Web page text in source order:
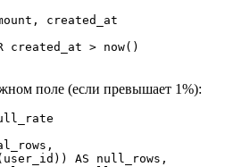
created_at
created_at > now()
поле (если превышает 1%):
AS null_rows,